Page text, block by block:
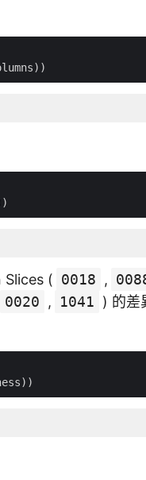
))
Slices ( 0018 ,
0020 , 1041 ) 的差
))